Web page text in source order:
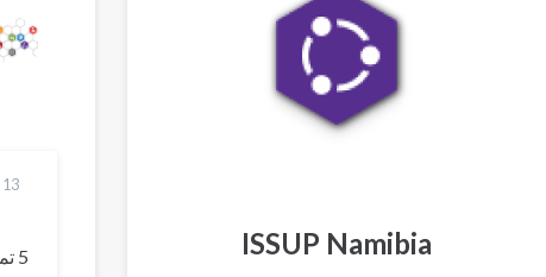
ISSUP Namibia
13 حزيران/يونيو 2023
5 تموز/يوليو 2023